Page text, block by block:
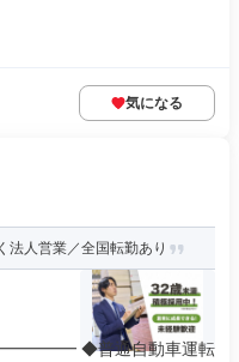
気になる
法人営業／全国転勤あり
◆普通自動車運転